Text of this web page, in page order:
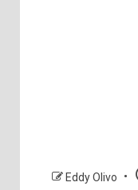
Eddy Olivo